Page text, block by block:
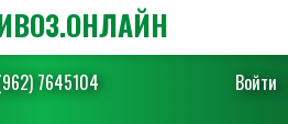
7645104 Войти